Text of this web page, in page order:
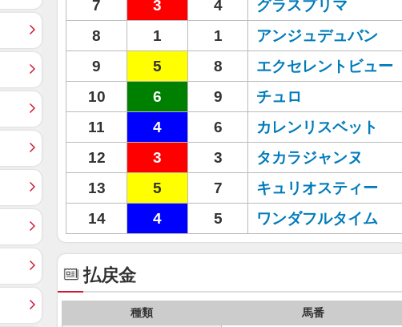
7
3 4 グラスプリマ
8
1 1 アンジュデュバン
9
5 8 エクセレントビュー
10
6 9 チュロ
11
4 6 カレンリスベット
12
3 3 タカラジャンヌ
13
5 7 キュリオスティー
14
4 5 ワンダフルタイム
払戻金
種類 馬番